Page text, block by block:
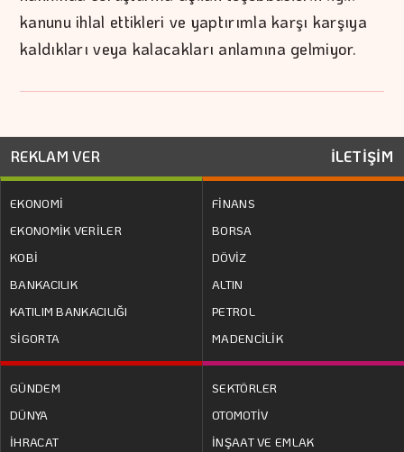
kanunu ihlal ettikleri ve yaptırımla karşı karşıya
kaldıkları veya kalacakları anlamına gelmiyor.
REKLAM VER İLETİŞİM
EKONOMİ
EKONOMİK VERİLER
KOBİ
BANKACILIK
KATILIM BANKACILIĞI
SİGORTA
FİNANS
BORSA
DÖVİZ
ALTIN
PETROL
MADENCİLİK
GÜNDEM
DÜNYA
İHRACAT
SEKTÖRLER
OTOMOTİV
İNŞAAT VE EMLAK